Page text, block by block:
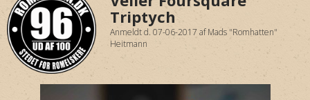
Triptych
Anmeldt d. 07-06-2017 afMads "Romhatten"
Heitmann